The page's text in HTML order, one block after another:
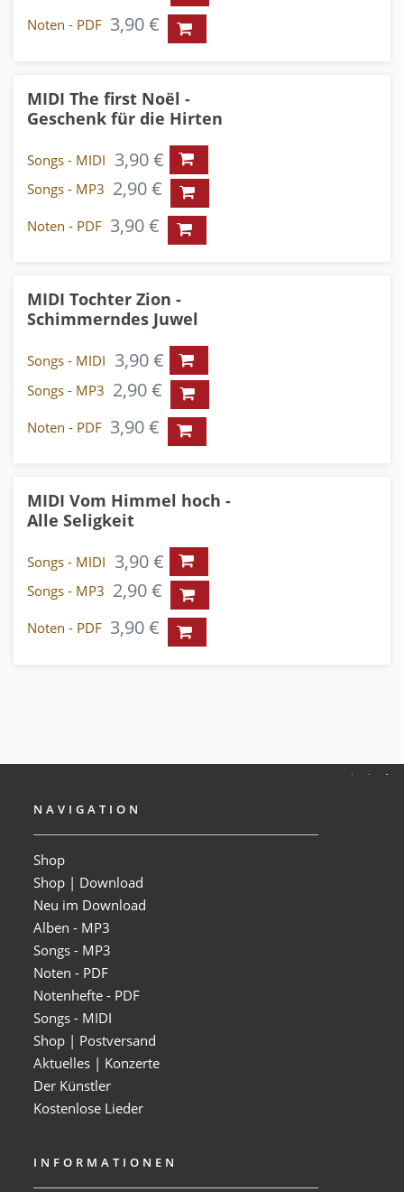
Noten - PDF 3,90 €
MIDI The first Noël -
Geschenk für die Hirten
Songs - MIDI 3,90 €
Songs - MP3 2,90 €
Noten - PDF 3,90 €
MIDI Tochter Zion -
Schimmerndes Juwel
Songs - MIDI 3,90 €
Songs - MP3 2,90 €
Noten - PDF 3,90 €
MIDI Vom Himmel hoch -
Alle Seligkeit
Songs - MIDI 3,90 €
Songs - MP3 2,90 €
Noten - PDF 3,90 €
NAVIGATION
Shop
Shop | Download
Neu im Download
Alben - MP3
Songs - MP3
Noten - PDF
Notenhefte - PDF
Songs - MIDI
Shop | Postversand
Aktuelles | Konzerte
Der Künstler
Kostenlose Lieder
INFORMATIONEN